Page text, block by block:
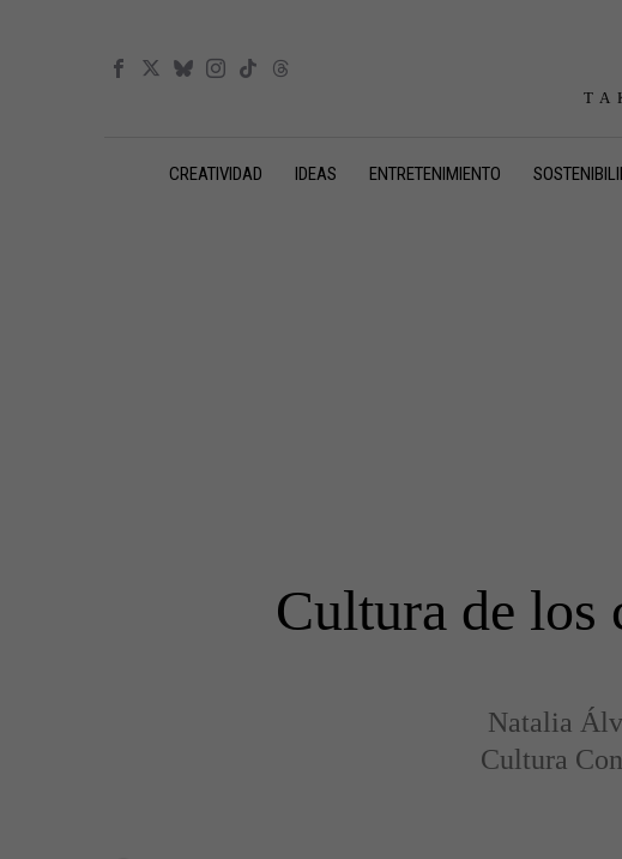
CREATIVIDAD IDEAS ENTRETENIMIENTO
Cultura de los
Natalia
Cultura